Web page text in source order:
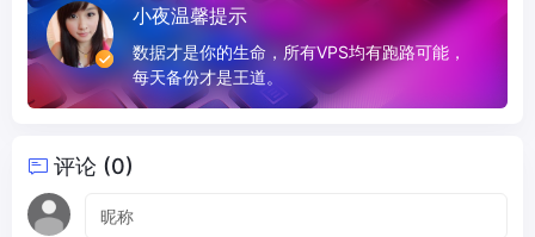
小夜温馨提示
数据才是你的生命，所有VPS均有跑路可能，
每天备份才是王道。
评论 (0)